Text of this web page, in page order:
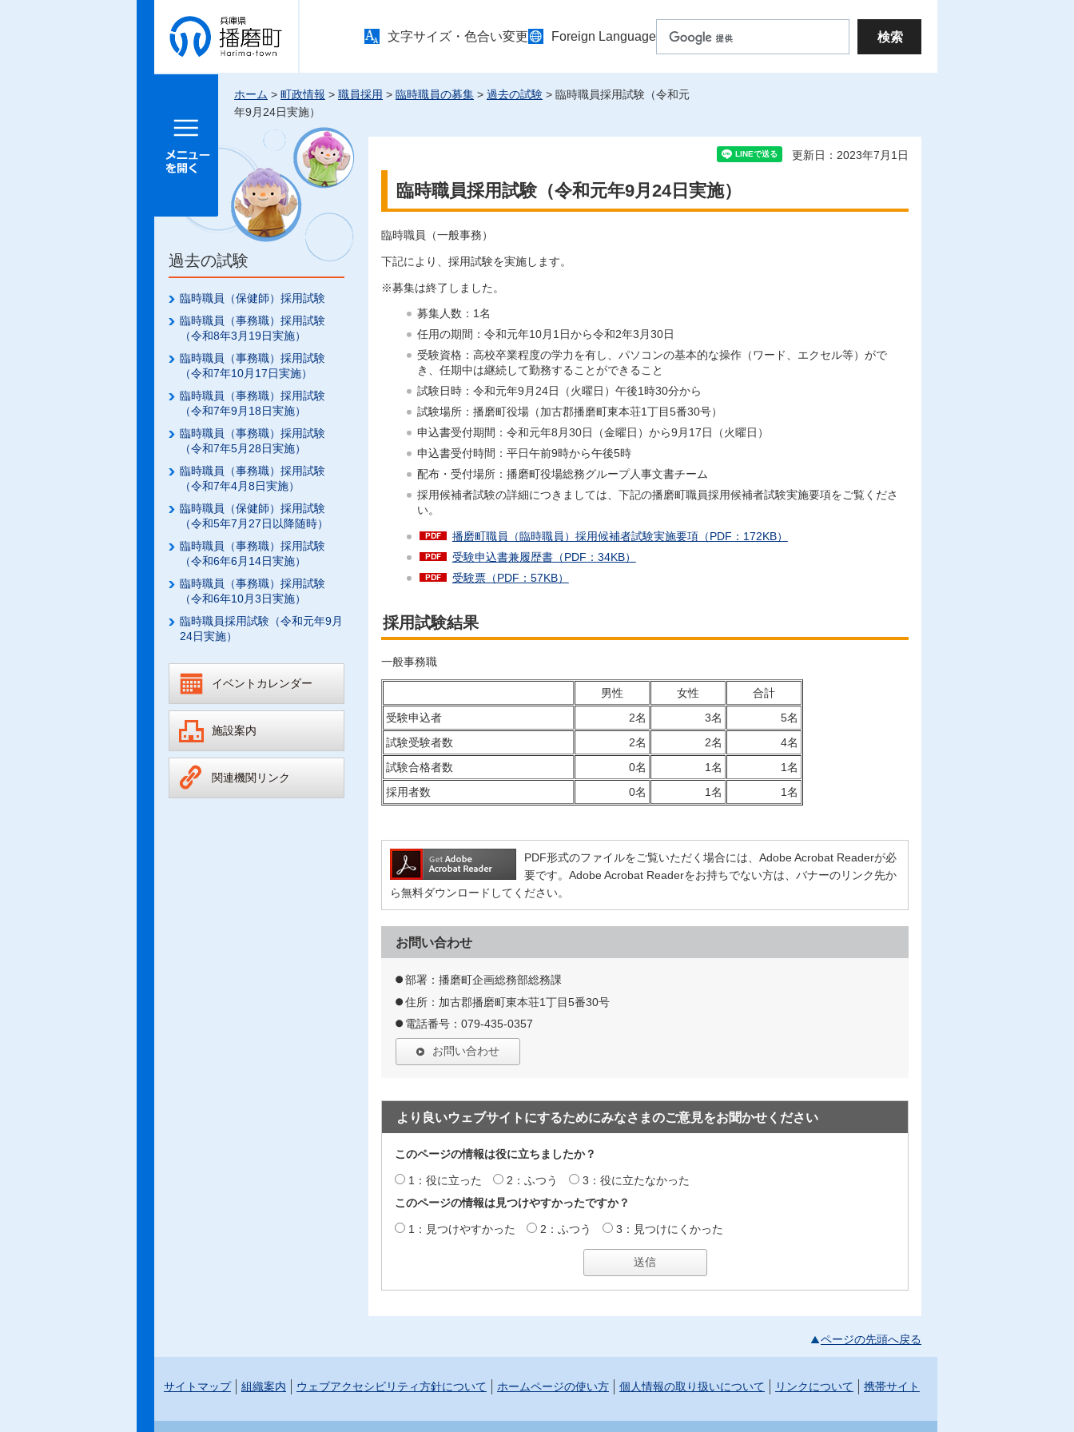
兵庫県 播
磨町
文字サイズ・色合い変更 Foreign Language
メニュー
ホーム > 町政情報 > 職員採用 > 臨時職員の募集 > 過去の試験 > 臨時職員採用試験（令和元
年9月24日実施）
過去の試験
臨時職員（保健師）採用試験
臨時職員（事務職）採用試験
（令和8年3月19日実施）
臨時職員（事務職）採用試験
（令和7年10月17日実施）
臨時職員（事務職）採用試験
（令和7年9月18日実施）
臨時職員（事務職）採用試験
（令和7年5月28日実施）
臨時職員（事務職）採用試験
（令和7年4月8日実施）
臨時職員（保健師）採用試験
（令和5年7月27日以降随時）
臨時職員（事務職）採用試験
（令和6年6月14日実施）
臨時職員（事務職）採用試験
（令和6年10月3日実施）
臨時職員採用試験（令和元年9月
24日実施）
イベントカレンダー
施設案内
関連機関リンク
更新日：2023年7月1日
臨時職員採用試験（令和元年9月24日実施）
臨時職員（一般事務）
下記により、採用試験を実施します。
※募集は終了しました。
募集人数：1名
任用の期間：令和元年10月1日から令和2年3月30日
受験資格：高校卒業程度の学力を有し、パソコンの基本的な操作（ワード、エクセル等）がで
き、任期中は継続して勤務することができること
試験日時：令和元年9月24日（火曜日）午後1時30分から
試験場所：播磨町役場（加古郡播磨町東本荘1丁目5番30号）
申込書受付期間：令和元年8月30日（金曜日）から9月17日（火曜日）
申込書受付時間：平日午前9時から午後5時
配布・受付場所：播磨町役場総務グループ人事文書チーム
採用候補者試験の詳細につきましては、下記の播磨町職員採用候補者試験実施要項をご覧くださ
い。
播磨町職員（臨時職員）採用候補者試験実施要項（PDF：172KB）
受験申込書兼履歴書（PDF：34KB）
受験票（PDF：57KB）
採用試験結果
一般事務職
男性 女性
合計
受験申込者
2名 3名
5名
試験受験者数
2名 2名
4名
試験合格者数
0名 1名
1名
採用者数
0名 1名 1名
PDF形式のファイルをご覧いただく場合には、Adobe Acrobat Readerが必
要です。Adobe Acrobat Readerをお持ちでない方は、バナーのリンク先か
ら無料ダウンロードしてください。
お問い合わせ
部署：播磨町企画総務部総務課
住所：加古郡播磨町東本荘1丁目5番30号
電話番号：079-435-0357
お問い合わせ
より良いウェブサイトにするためにみなさまのご意見をお聞かせください
このページの情報は役に立ちましたか？
1：役に立った 2：ふつう
3：役に立たなかった
このページの情報は見つけやすかったですか？
1：見つけやすかった 2：ふつう 3：見つけにくかった
ページの先頭へ戻る
サイトマップ 組織案内 ウェブアクセシビリティ方針について ホームページの使い方 個人情報の取り扱いについて リンクについて 携帯サイト